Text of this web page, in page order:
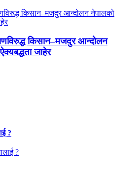
किसान–मजदुर आन्दोलन
जाहेर
?